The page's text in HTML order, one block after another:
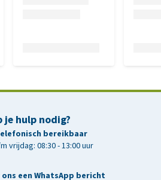
je hulp nodig?
bereikbaar
vrijdag: 08:30 - 13:00 uur
een WhatsApp bericht